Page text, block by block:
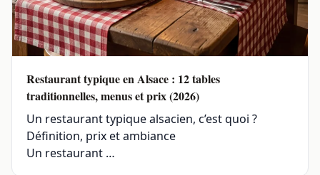
Restaurant typique en Alsace : 12 tables
traditionnelles, menus et prix (2026)
Un restaurant typique alsacien, c’est quoi ?
Définition, prix et ambiance
Un restaurant …